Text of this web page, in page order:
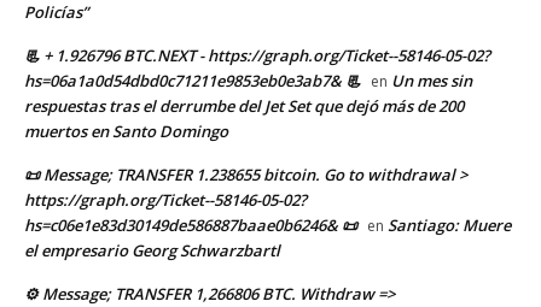
Policías”
📃 + 1.926796 BTC.NEXT - https://graph.org/Ticket--58146-05-02?
hs=06a1a0d54dbd0c71211e9853eb0e3ab7& 📃 en Un mes sin
respuestas tras el derrumbe del Jet Set que dejó más de 200
muertos en Santo Domingo
📜 Message; TRANSFER 1.238655 bitcoin. Go to withdrawal >
https://graph.org/Ticket--58146-05-02?
hs=c06e1e83d30149de586887baae0b6246& 📜 en Santiago: Muere
el empresario Georg Schwarzbartl
⚙ Message; TRANSFER 1,266806 BTC. Withdraw =>